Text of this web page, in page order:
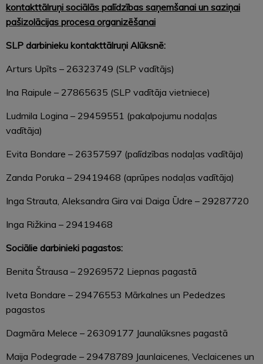
kontakttālruņi sociālās palīdzības saņemšanai un saziņai
pašizolācijas procesa organizēšanai
SLP darbinieku kontakttālruņi Alūksnē:
Arturs Upīts – 26323749 (SLP vadītājs)
Ina Raipule – 27865635 (SLP vadītāja vietniece)
Ludmila Logina – 29459551 (pakalpojumu nodaļas
vadītāja)
Evita Bondare – 26357597 (palīdzības nodaļas vadītāja)
Zanda Poruka – 29419468 (aprūpes nodaļas vadītāja)
Inga Strauta, Aleksandra Gira vai Daiga Ūdre – 29287720
Inga Rižkina – 29419468
Sociālie darbinieki pagastos:
Benita Štrausa – 29269572 Liepnas pagastā
Iveta Bondare – 29476553 Mārkalnes un Pededzes
pagastos
Dagmāra Melece – 26309177 Jaunalūksnes pagastā
Maija Podegrade – 29478789 Jaunlaicenes, Veclaicenes un